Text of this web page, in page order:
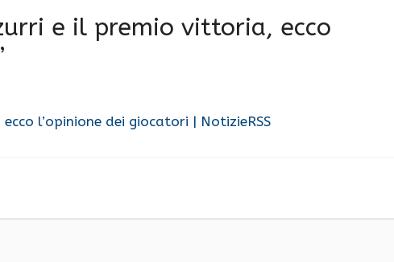
e il premio vittoria, ecco
l’opinione dei giocatori | NotizieRSS